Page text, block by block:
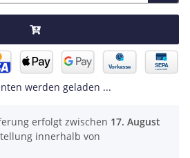
werden geladen ...
erfolgt zwischen 17. August
innerhalb von